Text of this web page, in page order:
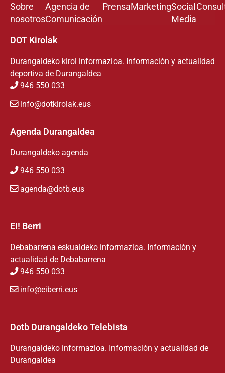
Sobre
nosotros
Agencia de
Comunicación
PrensaMarketingSocial
Media
DOT Kirolak
Durangaldeko kirol informazioa. Información y actualidad
deportiva de Durangaldea
946 550 033
info@dotkirolak.eus
Agenda Durangaldea
Durangaldeko agenda
946 550 033
agenda@dotb.eus
EI! Berri
Debabarrena eskualdeko informazioa. Información y
actualidad de Debabarrena
946 550 033
info@eiberri.eus
Dotb Durangaldeko Telebista
Durangaldeko informazioa. Información y actualidad de
Durangaldea